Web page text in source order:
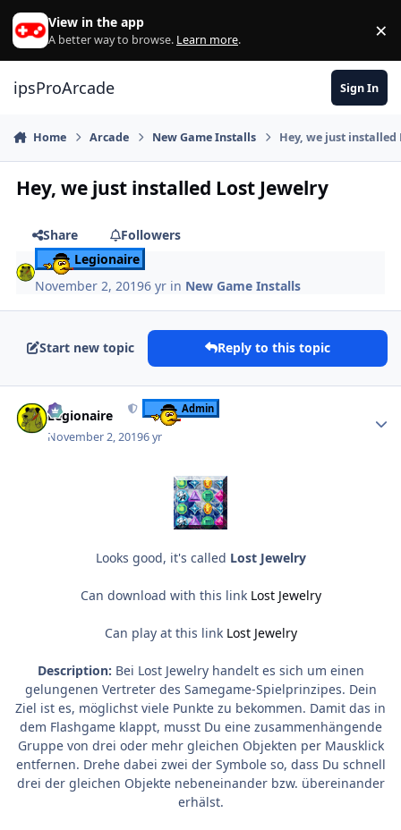
Skip to content
View in the app
A better way to browse. Learn more. ×
ipsProArcade Sign In
Home Arcade New Game Installs Hey, we just installed
Hey, we just installed Lost Jewelry
Share
Followers
Legionaire
November 2, 20196 yr in New Game Installs
Start new topic Reply to this topic
Legionaire Admin
November 2, 20196 yr
Looks good, it's called Lost Jewelry
Can download with this link Lost Jewelry
Can play at this link Lost Jewelry
Description: Bei Lost Jewelry handelt es sich um einen
gelungenen Vertreter des Samegame-Spielprinzipes. Dein
Ziel ist es, möglichst viele Punkte zu bekommen. Damit das in
dem Flashgame klappt, musst Du eine zusammenhängende
Gruppe von drei oder mehr gleichen Objekten per Mausklick
entfernen. Drehe dabei zwei der Symbole so, dass Du schnell
drei der gleichen Objekte nebeneinander bzw. übereinander
erhälst.